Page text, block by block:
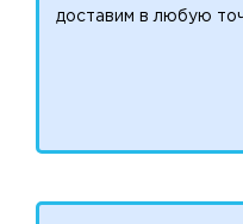
доставим в любую